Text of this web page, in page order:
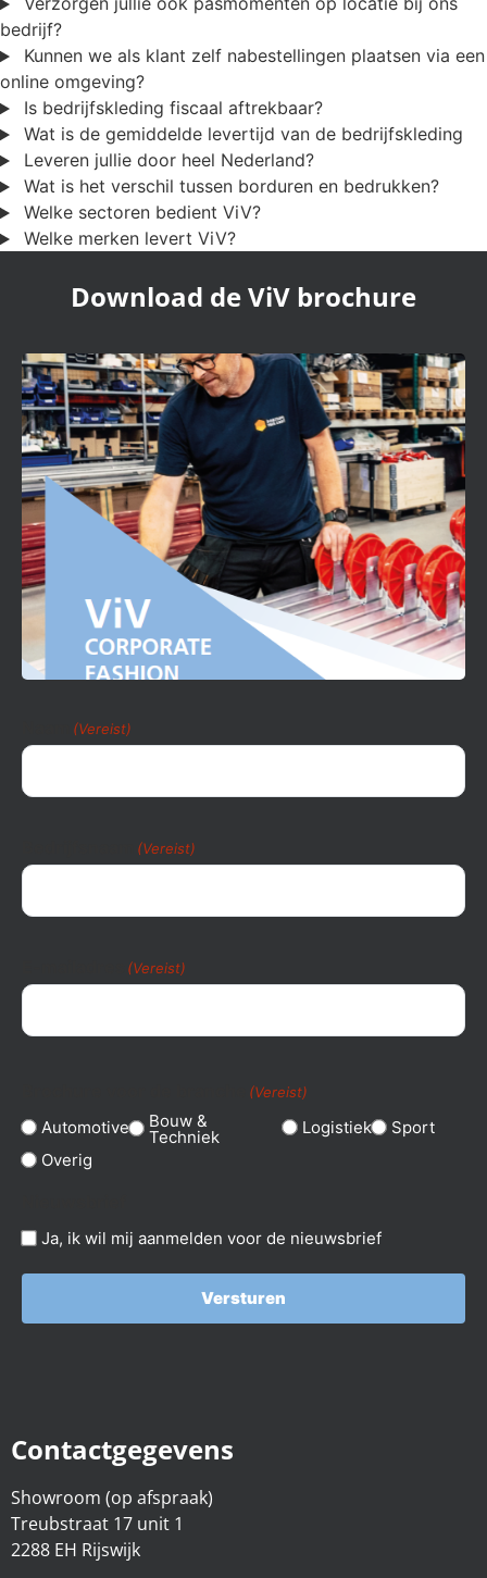
bedrijf?
Kunnen we als klant zelf nabestellingen plaatsen via een
online omgeving?
Is bedrijfskleding fiscaal aftrekbaar?
Wat is de gemiddelde levertijd van de bedrijfskleding
Leveren jullie door heel Nederland?
Wat is het verschil tussen borduren en bedrukken?
Welke sectoren bedient ViV?
Welke merken levert ViV?
Download de ViV brochure
(Vereist)
(Vereist)
(Vereist)
(Vereist)
Automotive Bouw &
Techniek Logistiek
Sport
Overig
Ja, ik wil mij aanmelden voor de nieuwsbrief
Versturen
Contactgegevens
Showroom (op afspraak)
Treubstraat 17 unit 1
2288 EH Rijswijk